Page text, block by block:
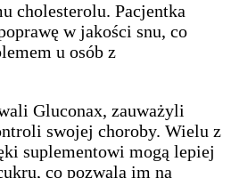
cholesterolu. Pacjentka
w jakości snu, co
u osób z
Gluconax, zauważyli
swojej choroby. Wielu z
suplementowi mogą lepiej
co pozwala im na